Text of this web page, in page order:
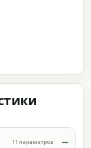
11 параметров